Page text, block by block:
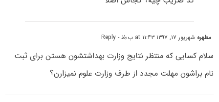
مطهره شهریور ۱۷, ۱۳۹۷ at ۱۱:۴۳ ب٫ظ - Reply
سلام کسایی که منتظر نتایج وزارت بهداشتشون هستن برای ثبت
نام براشون مهلت مجدد از طرف وزارت علوم نمیزارن؟